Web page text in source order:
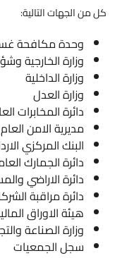
كل من الجهات التالية:
وحدة مكافحة
وزارة الخارجية
وزارة الداخلية
وزارة العدل
دائرة المخابرات
مديرية الامن العام
البنك المركزي
دائرة الجمارك
دائرة الاراضي
دائرة مراقبة
هيئة الاوراق
وزارة الصناعة
سجل الجمعيات